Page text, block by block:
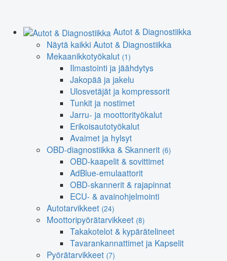
Autot & Diagnostiikka
Näytä kaikki Autot & Diagnostiikka
Mekaanikkotyökalut (1)
Ilmastointi ja jäähdytys
Jakopää ja jakelu
Ulosvetäjät ja kompressorit
Tunkit ja nostimet
Jarru- ja moottorityökalut
Erikoisautotyökalut
Avaimet ja hylsyt
OBD-diagnostiikka & Skannerit (6)
OBD-kaapelit & sovittimet
AdBlue-emulaattorit
OBD-skannerit & rajapinnat
ECU- & avainohjelmointi
Autotarvikkeet (24)
Moottoripyörätarvikkeet (8)
Takakotelot & kypärätelineet
Tavarankannattimet ja Kapselit
Pyörätarvikkeet (7)